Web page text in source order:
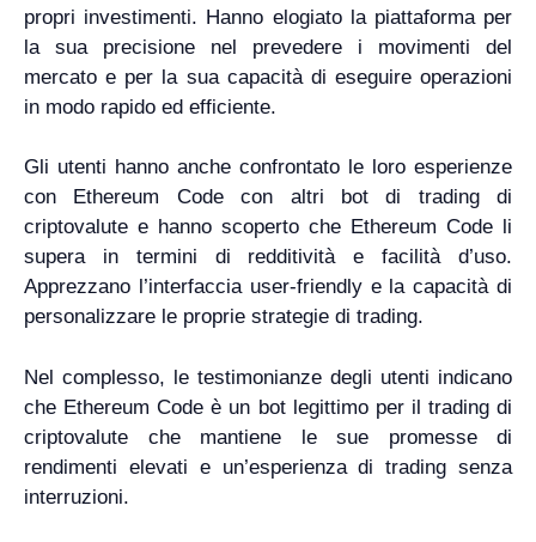
propri investimenti. Hanno elogiato la piattaforma per
la sua precisione nel prevedere i movimenti del
mercato e per la sua capacità di eseguire operazioni
in modo rapido ed efficiente.
Gli utenti hanno anche confrontato le loro esperienze
con Ethereum Code con altri bot di trading di
criptovalute e hanno scoperto che Ethereum Code li
supera in termini di redditività e facilità d’uso.
Apprezzano l’interfaccia user-friendly e la capacità di
personalizzare le proprie strategie di trading.
Nel complesso, le testimonianze degli utenti indicano
che Ethereum Code è un bot legittimo per il trading di
criptovalute che mantiene le sue promesse di
rendimenti elevati e un’esperienza di trading senza
interruzioni.